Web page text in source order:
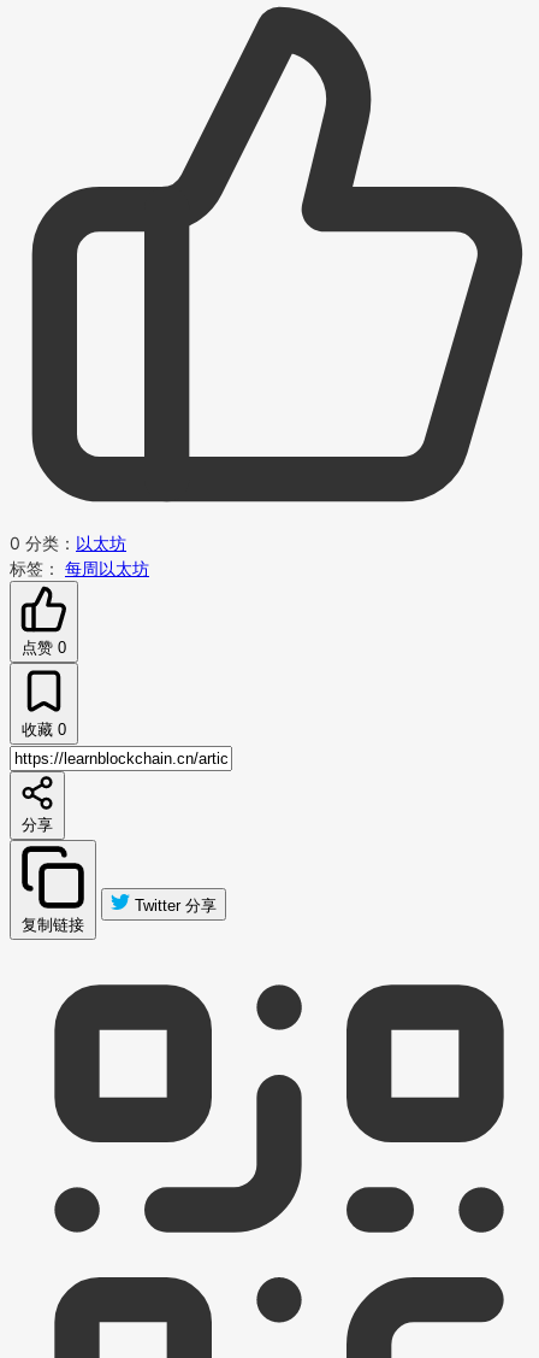
0 分类： 以太坊
标签： 每周以太坊
点赞 0
收藏 0
分享
复制链接
Twitter 分享